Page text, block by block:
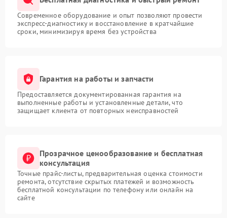
Современное оборудование и опыт позволяют провести
экспресс-диагностику и восстановление в кратчайшие
сроки, минимизируя время без устройства
Гарантия на работы и запчасти
Предоставляется документированная гарантия на
выполненные работы и установленные детали, что
защищает клиента от повторных неисправностей
Прозрачное ценообразование и бесплатная
консультация
Точные прайс-листы, предварительная оценка стоимости
ремонта, отсутствие скрытых платежей и возможность
бесплатной консультации по телефону или онлайн на
сайте